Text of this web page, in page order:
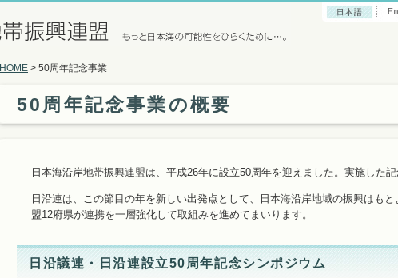
HOME > 50周年記念事業
50周年記念事業の概要
日本海沿岸地帯振興連盟は、平成26年に設立50周年を迎えました。実施した
日沿連は、この節目の年を新しい出発点として、日本海沿岸地域の振興はも
盟12府県が連携を一層強化して取組みを進めてまいります。
日沿議連・日沿連設立50周年記念シンポジウム